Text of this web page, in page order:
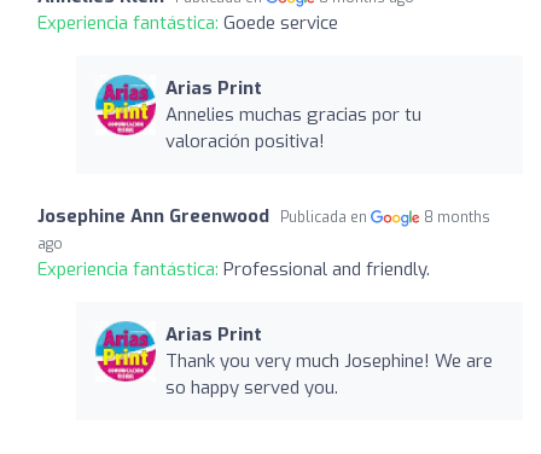
Experiencia fantástica: Goede service
Arias Print
Annelies muchas gracias por tu
valoración positiva!
Josephine Ann Greenwood Publicada en
8 months
ago
Experiencia fantástica: Professional and friendly.
Arias Print
Thank you very much Josephine! We are
so happy served you.